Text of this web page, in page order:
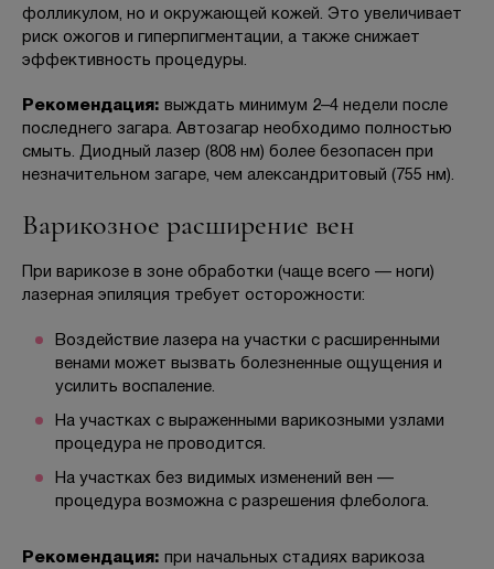
фолликулом, но и окружающей кожей. Это увеличивает
риск ожогов и гиперпигментации, а также снижает
эффективность процедуры.
Рекомендация: выждать минимум 2–4 недели после
последнего загара. Автозагар необходимо полностью
смыть. Диодный лазер (808 нм) более безопасен при
незначительном загаре, чем александритовый (755 нм).
Варикозное расширение вен
При варикозе в зоне обработки (чаще всего — ноги)
лазерная эпиляция требует осторожности:
Воздействие лазера на участки с расширенными
венами может вызвать болезненные ощущения и
усилить воспаление.
На участках с выраженными варикозными узлами
процедура не проводится.
На участках без видимых изменений вен —
процедура возможна с разрешения флеболога.
Рекомендация: при начальных стадиях варикоза